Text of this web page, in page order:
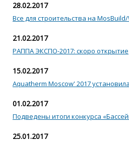
28.02.2017
Все для строительства на
21.02.2017
РАППА ЭКСПО-2017: скоро открытие
15.02.2017
Aquatherm Moscow' 2017
01.02.2017
Подведены итоги конкурса
25.01.2017